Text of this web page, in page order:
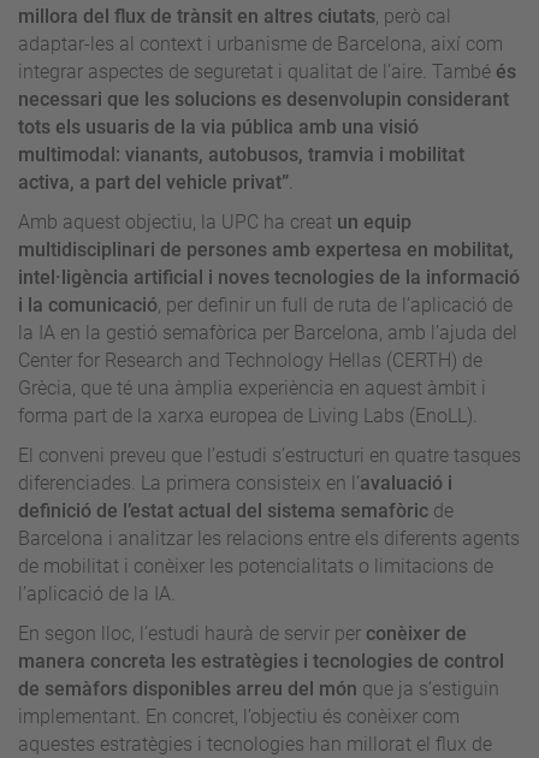
millora del flux de trànsit en altres ciutats, però cal
adaptar-les al context i urbanisme de Barcelona, així com
integrar aspectes de seguretat i qualitat de l’aire. També és
necessari que les solucions es desenvolupin considerant
tots els usuaris de la via pública amb una visió
multimodal: vianants, autobusos, tramvia i mobilitat
activa, a part del vehicle privat”.
Amb aquest objectiu, la UPC ha creat un equip
multidisciplinari de persones amb expertesa en mobilitat,
intel·ligència artificial i noves tecnologies de la informació
i la comunicació, per definir un full de ruta de l’aplicació de
la IA en la gestió semafòrica per Barcelona, amb l’ajuda del
Center for Research and Technology Hellas (CERTH) de
Grècia, que té una àmplia experiència en aquest àmbit i
forma part de la xarxa europea de Living Labs (EnoLL).
El conveni preveu que l’estudi s’estructuri en quatre tasques
diferenciades. La primera consisteix en l’avaluació i
definició de l’estat actual del sistema semafòric de
Barcelona i analitzar les relacions entre els diferents agents
de mobilitat i conèixer les potencialitats o limitacions de
l’aplicació de la IA.
En segon lloc, l’estudi haurà de servir per conèixer de
manera concreta les estratègies i tecnologies de control
de semàfors disponibles arreu del món que ja s’estiguin
implementant. En concret, l’objectiu és conèixer com
aquestes estratègies i tecnologies han millorat el flux de